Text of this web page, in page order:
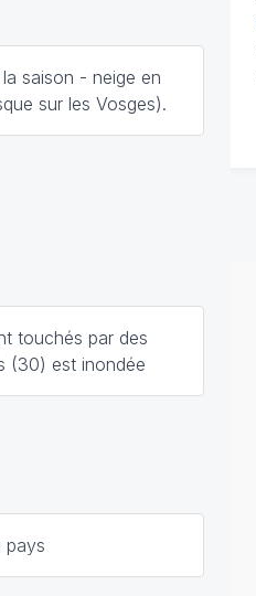
saison - neige en
sur les Vosges).
touchés par des
(30) est inondée
pays